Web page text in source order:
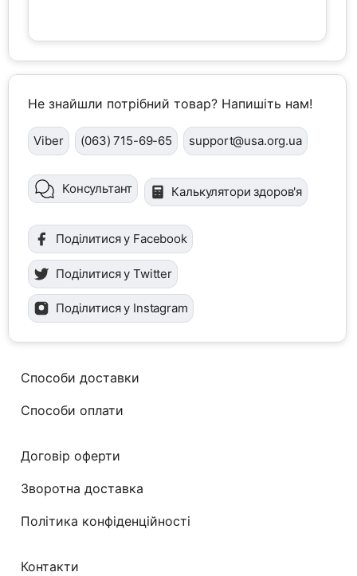
Не знайшли потрібний товар? Напишіть нам!
Viber (063) 715-69-65 support@usa.org.ua
Консультант Калькулятори здоров'я
Поділитися у Facebook
Поділитися у Twitter
Поділитися у Instagram
Способи доставки
Способи оплати
Договір оферти
Зворотна доставка
Політика конфіденційності
Контакти